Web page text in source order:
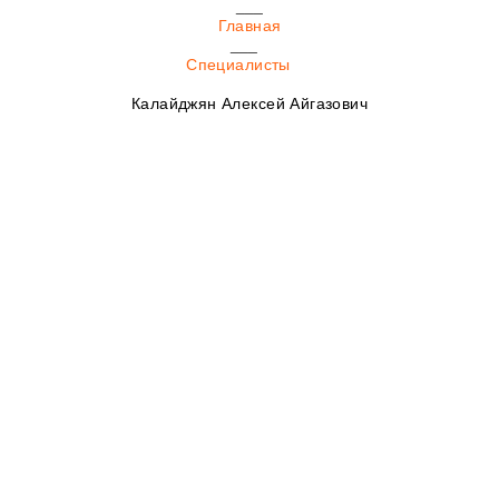
Главная
Специалисты
Калайджян Алексей Айгазович